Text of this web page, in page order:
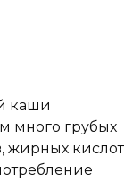
каши
много грубых
жирных кислот